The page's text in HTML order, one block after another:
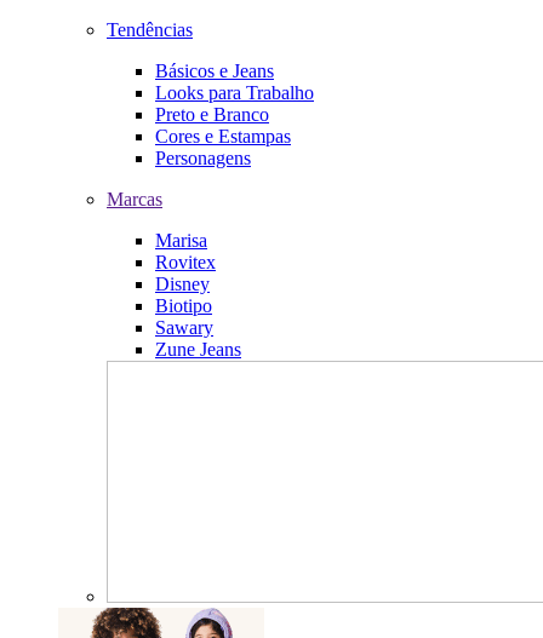
Tendências
Básicos e Jeans
Looks para Trabalho
Preto e Branco
Cores e Estampas
Personagens
Marcas
Marisa
Rovitex
Disney
Biotipo
Sawary
Zune Jeans